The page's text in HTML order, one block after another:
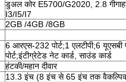
डुअल कोर E5700/G2020, 2.8
I3/I5/I7
2GB /4GB /8GB
6 आरएस-232 पोर्ट;1 एलटीपी;6
पोर्ट;इंटीग्रेटेड नेट कार्ड, साउंड कार्ड
हंटकी/महान दीवार
13.3 इंच (8 इंच से 65 इंच तक